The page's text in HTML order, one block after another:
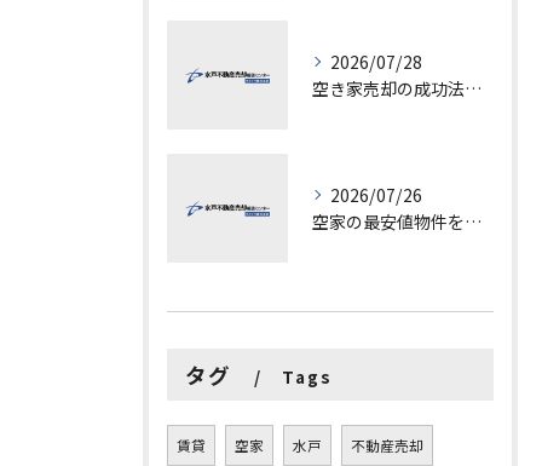
2026/07/28
空き家売却の成功法と注意点
2026/07/26
空家の最安値物件を茨城県水戸市つくば市で探す方法と賢い売却ポイントを徹底解説
タグ Tags
賃貸 空家 水戸 不動産売却